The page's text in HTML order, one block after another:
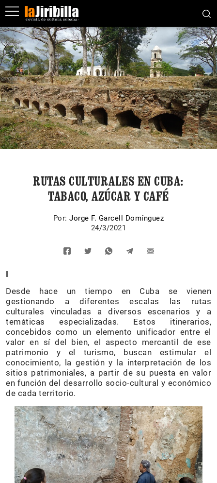
RUTAS CULTURALES EN CUBA:
TABACO, AZÚCAR Y CAFÉ
Por:Jorge F. Garcell Domínguez
24/3/2021
I
Desde hace un tiempo en Cuba se vienen
gestionando a diferentes escalas las rutas
culturales vinculadas a diversos escenarios y a
temáticas especializadas. Estos itinerarios,
concebidos como un elemento unificador entre el
valor en sí del bien, el aspecto mercantil de ese
patrimonio y el turismo, buscan estimular el
conocimiento, la gestión y la interpretación de los
sitios patrimoniales, a partir de su puesta en valor
en función del desarrollo socio-cultural y económico
de cada territorio.